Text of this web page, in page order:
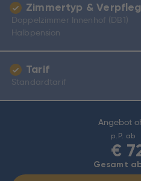
Angebot
p.P. ab
€
Gesamt
Zimmertyp &
Doppelzimmer Innenhof (DB1)
Halbpension
Tarif
Standardtarif